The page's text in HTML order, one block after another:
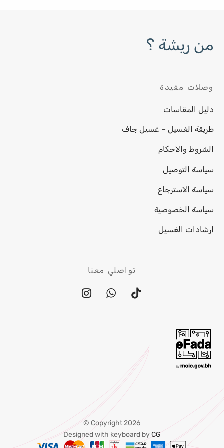
من ريشة ؟
وصلات مفيدة
دليل المقاسات
طريقة الغسيل – غسيل جاف
الشروط والاحكام
سياسة التوصيل
سياسة الاسترجاع
سياسة الخصوصية
ارشادات الغسيل
تواصلي معنا
Copyright 2026 ©
Designed with keyboard byCG